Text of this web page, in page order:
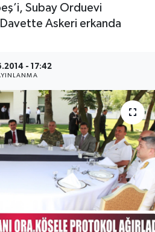
Subay Orduevi
Davette Askeri erkanda
- 17:42